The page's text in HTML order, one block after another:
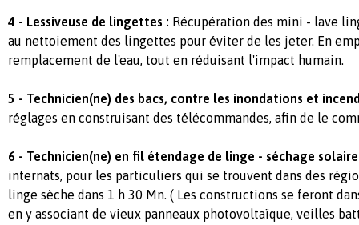
4 - Lessiveuse de lingettes : Récupération des mini - lave
au nettoiement des lingettes pour éviter de les jeter. En
remplacement de l'eau, tout en réduisant l'impact humain.
5 - Technicien(ne) des bacs, contre les inondations et
réglages en construisant des télécommandes, afin de le
6 - Technicien(ne) en fil étendage de linge - séchage
internats, pour les particuliers qui se trouvent dans des
linge sèche dans 1 h 30 Mn. ( Les constructions se feront
en y associant de vieux panneaux photovoltaïque, veilles